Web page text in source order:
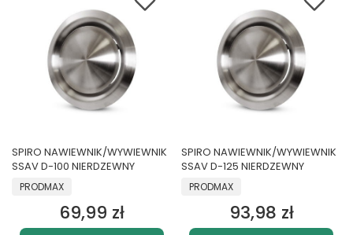
SPIRO NAWIEWNIK/WYWIEWNIK
SSAV D-100 NIERDZEWNY
PRODUCENT
PRODMAX
Cena
69,99 zł
SPIRO NAWIEWNIK/WYWIEWNIK
SSAV D-125 NIERDZEWNY
PRODUCENT
PRODMAX
Cena
93,98 zł